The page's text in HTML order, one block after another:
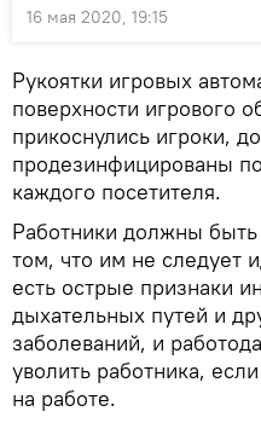
16 мая 2020, 19:15
Рукоятки игровых
поверхности игрового
прикоснулись игроки,
продезинфицированы
каждого посетителя.
Работники должны
том, что им не следует
есть острые признаки
дыхательных путей и
заболеваний, и
уволить работника,
на работе.